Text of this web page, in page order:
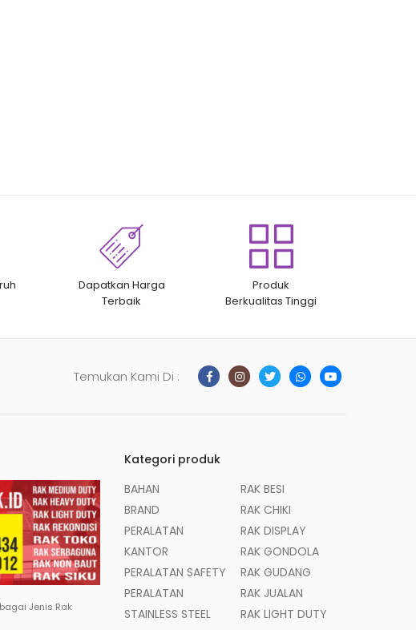
Dapatkan Harga
Terbaik
Produk
Berkualitas Tinggi
Temukan Kami Di :
Jenis Rak
Kategori produk
BAHAN
BRAND
PERALATAN
KANTOR
PERALATAN SAFETY
PERALATAN
STAINLESS STEEL
RAK BESI
RAK CHIKI
RAK DISPLAY
RAK GONDOLA
RAK GUDANG
RAK JUALAN
RAK LIGHT DUTY